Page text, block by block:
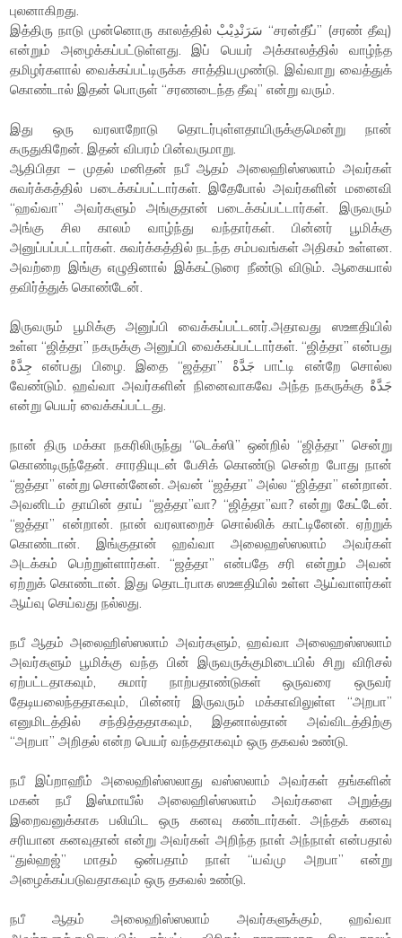
புலனாகிறது.
இத்திரு நாடு முன்னொரு காலத்தில் سَرَنْدِيْبْ “சரன்தீப்” (சரண் தீவு)
என்றும் அழைக்கப்பட்டுள்ளது. இப் பெயர் அக்காலத்தில் வாழ்ந்த
தமிழர்களால் வைக்கப்பட்டிருக்க சாத்தியமுண்டு. இவ்வாறு வைத்துக்
கொண்டால் இதன் பொருள் “சரணடைந்த தீவு” என்று வரும்.
இது ஒரு வரலாறோடு தொடர்புள்ளதாயிருக்குமென்று நான்
கருதுகிறேன். இதன் விபரம் பின்வருமாறு.
ஆதிபிதா – முதல் மனிதன் நபீ ஆதம் அலைஹிஸ்ஸலாம் அவர்கள்
சுவர்க்கத்தில் படைக்கப்பட்டார்கள். இதேபோல் அவர்களின் மனைவி
“ஹவ்வா” அவர்களும் அங்குதான் படைக்கப்பட்டார்கள். இருவரும்
அங்கு சில காலம் வாழ்ந்து வந்தார்கள். பின்னர் பூமிக்கு
அனுப்பப்பட்டார்கள். சுவர்க்கத்தில் நடந்த சம்பவங்கள் அதிகம் உள்ளன.
அவற்றை இங்கு எழுதினால் இக்கட்டுரை நீண்டு விடும். ஆகையால்
தவிர்த்துக் கொண்டேன்.
இருவரும் பூமிக்கு அனுப்பி வைக்கப்பட்டனர்.அதாவது ஸஊதியில்
உள்ள “ஜித்தா” நகருக்கு அனுப்பி வைக்கப்பட்டார்கள். “ஜித்தா” என்பது
جِدَّةْ என்பது பிழை. இதை “ஜத்தா” جَدَّةْ பாட்டி என்றே சொல்ல
வேண்டும். ஹவ்வா அவர்களின் நினைவாகவே அந்த நகருக்கு جَدَّةْ
என்று பெயர் வைக்கப்பட்டது.
நான் திரு மக்கா நகரிலிருந்து “டெக்ஸி” ஒன்றில் “ஜித்தா” சென்று
கொண்டிருந்தேன். சாரதியுடன் பேசிக் கொண்டு சென்ற போது நான்
“ஜத்தா” என்று சொன்னேன். அவன் “ஜத்தா” அல்ல “ஜித்தா” என்றான்.
அவனிடம் தாயின் தாய் “ஜத்தா”வா? “ஜித்தா”வா? என்று கேட்டேன்.
“ஜத்தா” என்றான். நான் வரலாறைச் சொல்லிக் காட்டினேன். ஏற்றுக்
கொண்டான். இங்குதான் ஹவ்வா அலைஹஸ்ஸலாம் அவர்கள்
அடக்கம் பெற்றுள்ளார்கள். “ஜத்தா” என்பதே சரி என்றும் அவன்
ஏற்றுக் கொண்டான். இது தொடர்பாக ஸஊதியில் உள்ள ஆய்வாளர்கள்
ஆய்வு செய்வது நல்லது.
நபீ ஆதம் அலைஹிஸ்ஸலாம் அவர்களும், ஹவ்வா அலைஹஸ்ஸலாம்
அவர்களும் பூமிக்கு வந்த பின் இருவருக்குமிடையில் சிறு விரிசல்
ஏற்பட்டதாகவும், சுமார் நாற்பதாண்டுகள் ஒருவரை ஒருவர்
தேடியலைந்ததாகவும், பின்னர் இருவரும் மக்காவிலுள்ள “அறபா”
எனுமிடத்தில் சந்தித்ததாகவும், இதனால்தான் அவ்விடத்திற்கு
“அறபா” அறிதல் என்ற பெயர் வந்ததாகவும் ஒரு தகவல் உண்டு.
நபீ இப்றாஹீம் அலைஹிஸ்ஸலாது வஸ்ஸலாம் அவர்கள் தங்களின்
மகன் நபீ இஸ்மாயீல் அலைஹிஸ்ஸலாம் அவர்களை அறுத்து
இறைவனுக்காக பலியிட ஒரு கனவு கண்டார்கள். அந்தக் கனவு
சரியான கனவுதான் என்று அவர்கள் அறிந்த நாள் அந்நாள் என்பதால்
“துல்ஹஜ்” மாதம் ஒன்பதாம் நாள் “யவ்மு அறபா” என்று
அழைக்கப்படுவதாகவும் ஒரு தகவல் உண்டு.
நபீ ஆதம் அலைஹிஸ்ஸலாம் அவர்களுக்கும், ஹவ்வா